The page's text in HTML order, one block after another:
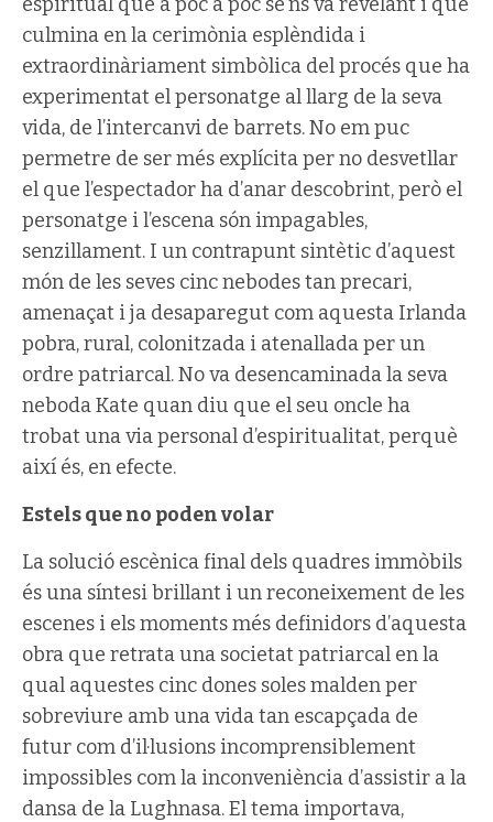
culmina en la cerimònia esplèndida i
extraordinàriament simbòlica del procés que ha
experimentat el personatge al llarg de la seva
vida, de l’intercanvi de barrets. No em puc
permetre de ser més explícita per no desvetllar
el que l’espectador ha d’anar descobrint, però el
personatge i l’escena són impagables,
senzillament. I un contrapunt sintètic d’aquest
món de les seves cinc nebodes tan precari,
amenaçat i ja desaparegut com aquesta Irlanda
pobra, rural, colonitzada i atenallada per un
ordre patriarcal. No va desencaminada la seva
neboda Kate quan diu que el seu oncle ha
trobat una via personal d’espiritualitat, perquè
així és, en efecte.
Estels que no poden volar
La solució escènica final dels quadres immòbils
és una síntesi brillant i un reconeixement de les
escenes i els moments més definidors d’aquesta
obra que retrata una societat patriarcal en la
qual aquestes cinc dones soles malden per
sobreviure amb una vida tan escapçada de
futur com d’il·lusions incomprensiblement
impossibles com la inconveniència d’assistir a la
dansa de la Lughnasa. El tema importava,